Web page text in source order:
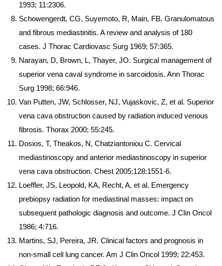
1993; 11:2306.
Schowengerdt, CG, Suyemoto, R, Main, FB. Granulomatous
and fibrous mediastinitis. A review and analysis of 180
cases. J Thorac Cardiovasc Surg 1969; 57:365.
Narayan, D, Brown, L, Thayer, JO. Surgical management of
superior vena caval syndrome in sarcoidosis. Ann Thorac
Surg 1998; 66:946.
Van Putten, JW, Schlosser, NJ, Vujaskovic, Z, et al. Superior
vena cava obstruction caused by radiation induced venous
fibrosis. Thorax 2000; 55:245.
Dosios, T, Theakos, N, Chatziantoniou C. Cervical
mediastinoscopy and anterior mediastinoscopy in superior
vena cava obstruction. Chest 2005;128:1551-6.
Loeffler, JS, Leopold, KA, Recht, A, et al. Emergency
prebiopsy radiation for mediastinal masses: impact on
subsequent pathologic diagnosis and outcome. J Clin Oncol
1986; 4:716.
Martins, SJ, Pereira, JR. Clinical factors and prognosis in
non-small cell lung cancer. Am J Clin Oncol 1999; 22:453.